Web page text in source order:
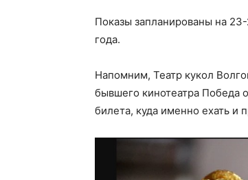
Показы запланированы на
года.
Напомним, Театр кукол
бывшего кинотеатра Победа
билета, куда именно ехать и